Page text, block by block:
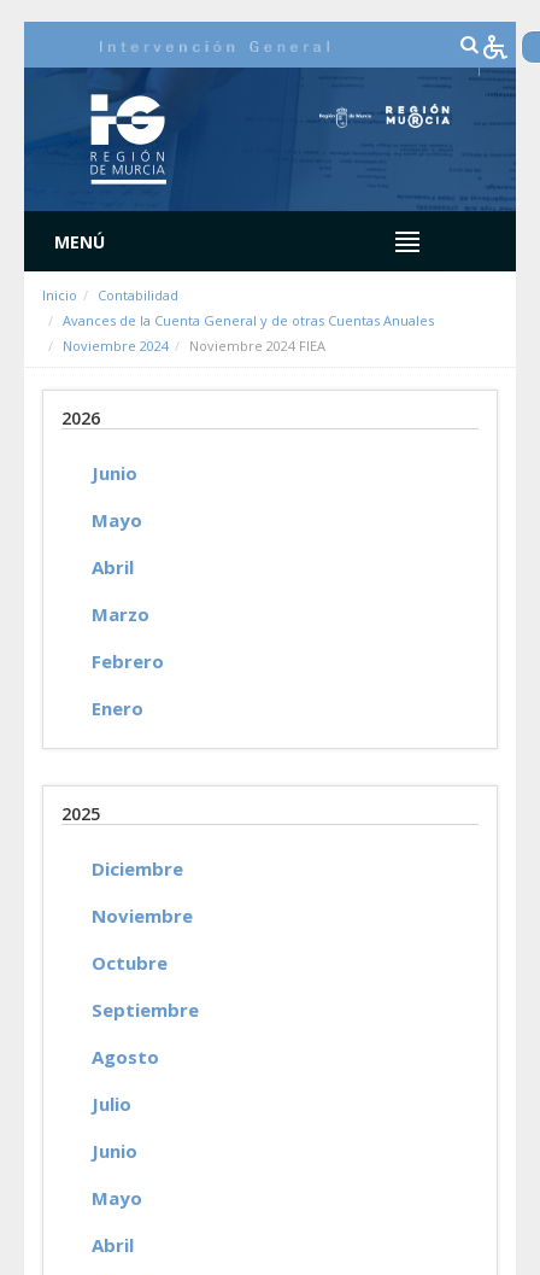
MENÚ
Inicio
Contabilidad
Avances de la Cuenta General y de otras Cuentas Anuales
Noviembre 2024
Noviembre 2024 FIEA
2026
Junio
Mayo
Abril
Marzo
Febrero
Enero
2025
Diciembre
Noviembre
Octubre
Septiembre
Agosto
Julio
Junio
Mayo
Abril